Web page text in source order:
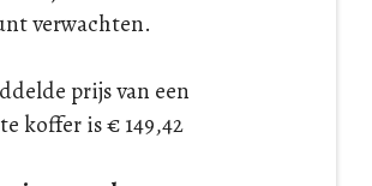
verwachten.
prijs van een
koffer is € 149,42